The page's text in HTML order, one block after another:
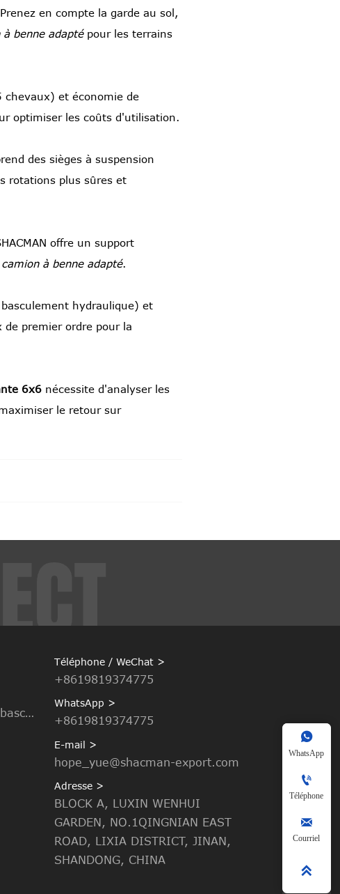
en compte la garde au sol,
benne adaptépour les terrains
chevaux) et économie de
optimiser les coûts d'utilisation.
des sièges à suspension
rotations plus sûres et
offre un support
à benne adapté.
hydraulique) et
premier ordre pour la
6x6nécessite d'analyser les
le retour sur
Camion à benne basculante
Téléphone / WeChat >
+8619819374775
WhatsApp >
+8619819374775
E-mail >
hope_yue@shacman-export.com
Adresse >
BLOCK A, LUXIN WENHUI
GARDEN, NO.1QINGNIAN EAST
ROAD, LIXIA DISTRICT, JINAN,
SHANDONG, CHINA

WhatsApp

Téléphone

Courriel
